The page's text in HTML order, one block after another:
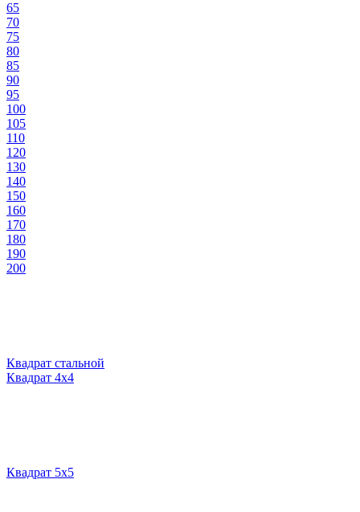
65
70
75
80
85
90
95
100
105
110
120
130
140
150
160
170
180
190
200
Квадрат стальной
Квадрат 4х4
Квадрат 5х5